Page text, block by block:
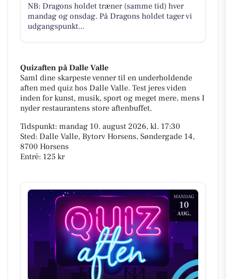
NB: Dragons holdet træner (samme tid) hver
mandag og onsdag. På Dragons holdet tager vi
udgangspunkt...
Quizaften på Dalle Valle
Saml dine skarpeste venner til en underholdende
aften med quiz hos Dalle Valle. Test jeres viden
inden for kunst, musik, sport og meget mere, mens I
nyder restaurantens store aftenbuffet.
Tidspunkt: mandag 10. august 2026, kl. 17:30
Sted: Dalle Valle, Bytorv Horsens, Søndergade 14,
8700 Horsens
Entré: 125 kr
MANDAG
10
AUG.